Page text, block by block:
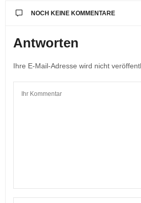
NOCH KEINE KOMMENTARE
Antworten
Ihre E-Mail-Adresse wird nicht